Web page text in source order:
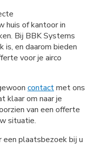
huis of kantoor in
Bij BBK Systems
en daarom bieden
voor je airco
contactmet ons
klaar om naar je
van een offerte
situatie.
plaatsbezoek bij u